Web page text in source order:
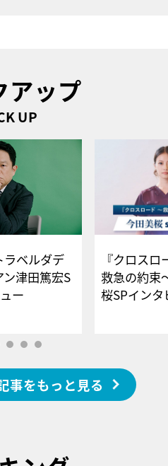
アップ
UP
ラベルダデ
津田篤宏S
ビュー
『クロス
救急の約束
桜SPイ
事をもっと見る